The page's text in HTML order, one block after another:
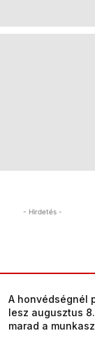
- Hirdetés -
A honvédségnél
lesz augusztus
marad a